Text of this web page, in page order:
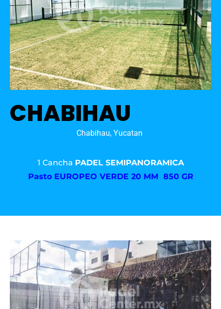
CHABIHAU
Chabihau, Yucatan
1 Cancha PADEL SEMIPANORAMICA
Pasto EUROPEO VERDE 20 MM 850 GR